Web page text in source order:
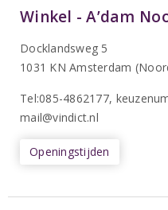
Winkel - A’dam
Docklandsweg 5
1031 KN Amsterdam
Tel:085-4862177,
mail@vindict.nl
Openingstijden